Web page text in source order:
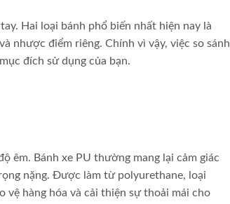
Hai loại bánh phổ biến nhất hiện nay là
nhược điểm riêng. Chính vì vậy, việc so sánh
đích sử dụng của bạn.
êm. Bánh xe PU thường mang lại cảm giác
nặng. Được làm từ polyurethane, loại
vệ hàng hóa và cải thiện sự thoải mái cho